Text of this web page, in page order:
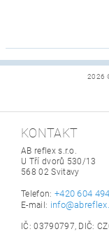
2026
KONTAKT
AB reflex s.r.o.
U Tří dvorů 530/13
568 02 Svitavy
Telefon: +420 604
E-mail:
IČ: 03790797, DIČ: